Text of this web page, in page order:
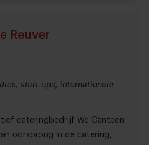
Reuver
start-ups, internationale
cateringbedrijf We Canteen
oorsprong in de catering,